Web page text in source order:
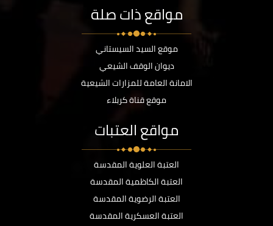
مواقع ذات صلة
موقع السيد السيستاني
ديوان الوقف الشيعي
الامانة العامة للمزارات الشيعية
موقع قناة كربلاء
مواقع العتبات
العتبة العلوية المقدسة
العتبة الكاظمية المقدسة
العتبة الرضوية المقدسة
العتبة العسكرية المقدسة